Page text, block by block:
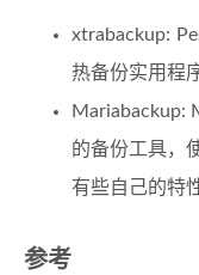
xtrabackup:
热备份实用程
Mariabackup:
的备份工具，
有些自己的特
参考